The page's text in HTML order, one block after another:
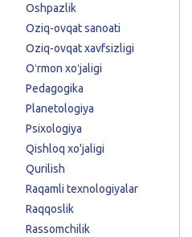
Oshpazlik
Oziq-ovqat sanoati
Oziq-ovqat xavfsizligi
Oʻrmon xoʻjaligi
Pedagogika
Planetologiya
Psixologiya
Qishloq xo'jaligi
Qurilish
Raqamli texnologiyalar
Raqqoslik
Rassomchilik